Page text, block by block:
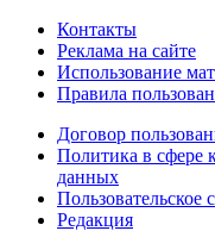
Контакты
Реклама на сайте
Использование
Правила
Договор
Политика в сфере
данных
Пользовательское
Редакция